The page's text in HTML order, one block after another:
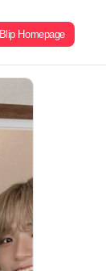
Blip Homepage